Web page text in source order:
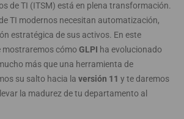
de TI (ITSM) está en plena transformación.
TI modernos necesitan automatización,
estratégica de sus activos. En este
mostraremos cómo GLPI ha evolucionado
más que una herramienta de
su salto hacia la versión 11 y te daremos
la madurez de tu departamento al